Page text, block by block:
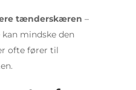
tænderskæren –
mindske den
ofte fører til